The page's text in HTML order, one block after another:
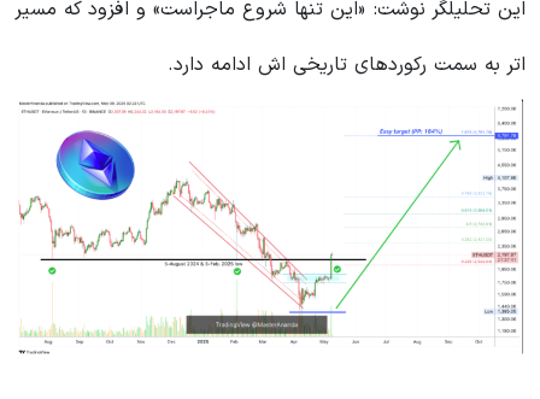
این تحلیلگر نوشت: «این تنها شروع ماجراست» و افزود که مسیر
اتر به سمت رکوردهای تاریخی اش ادامه دارد.